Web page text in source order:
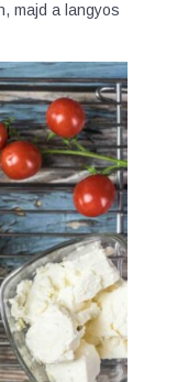
majd a langyos